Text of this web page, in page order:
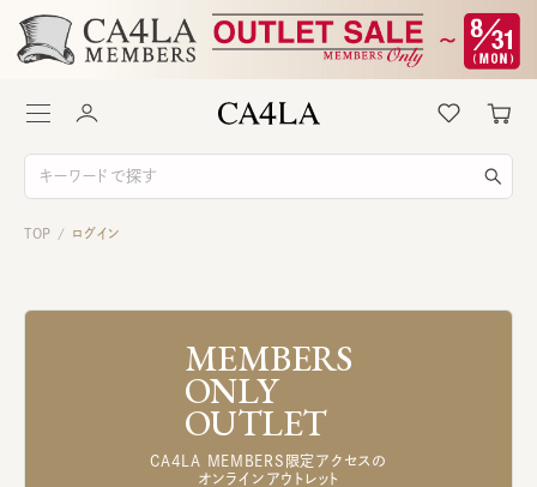
TOP / ログイン
MEMBERS
ONLY
OUTLET
CA4LA MEMBERS限定アクセスの
オンラインアウトレット